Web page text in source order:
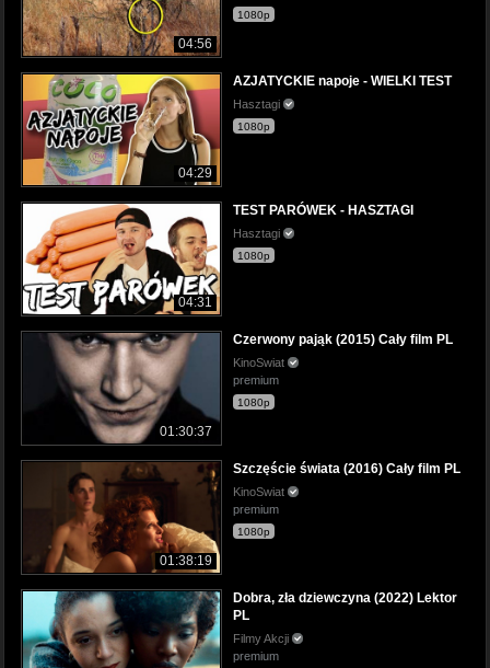
04:56
1080p
04:29
AZJATYCKIE napoje - WIELKI TEST
Hasztagi
1080p
04:31
TEST PARÓWEK - HASZTAGI
Hasztagi
1080p
01:30:37
Czerwony pająk (2015) Cały film PL
KinoSwiat
premium
1080p
01:38:19
Szczęście świata (2016) Cały film PL
KinoSwiat
premium
1080p
Dobra, zła dziewczyna (2022) Lektor
PL
Filmy Akcji
premium